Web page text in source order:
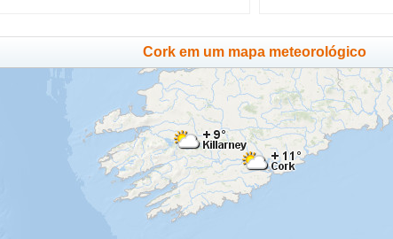
Cork em um mapa meteorológico